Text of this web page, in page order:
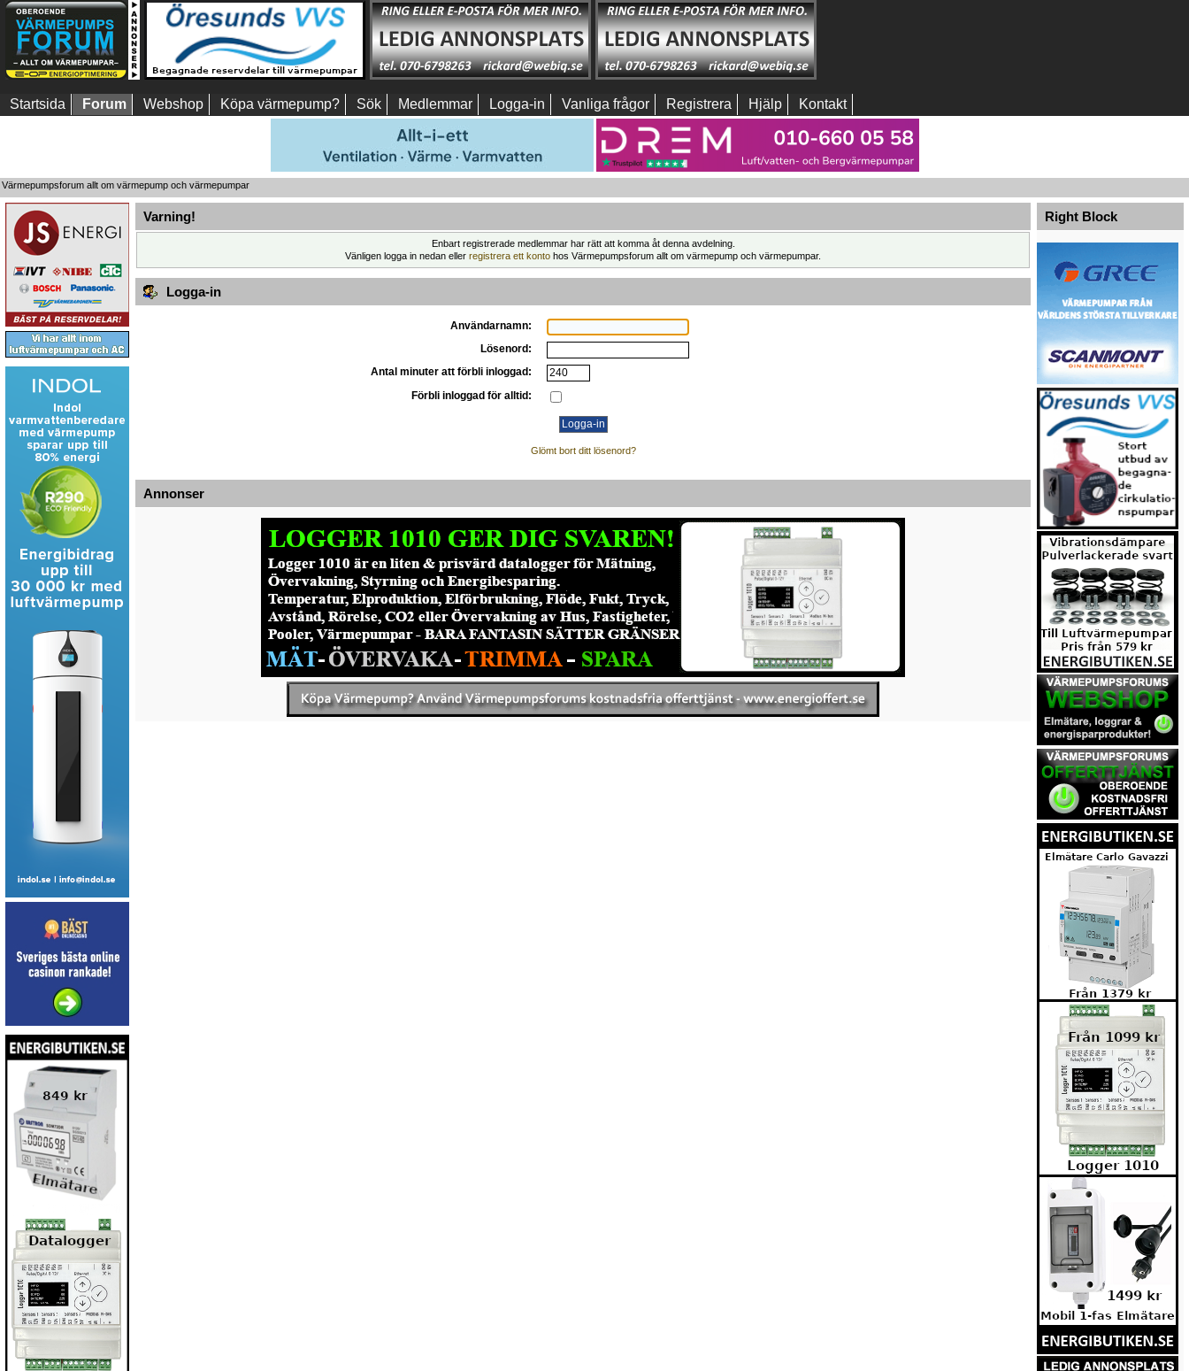
Startsida Forum Webshop Köpa värmepump? Sök Medlemmar Logga-in Vanliga frågor Registrera Hjälp Kontakt
Värmepumpsforum allt om värmepump och värmepumpar
Varning!
Enbart registrerade medlemmar har rätt att komma åt denna avdelning.
Vänligen logga in nedan eller registrera ett konto hos Värmepumpsforum allt om värmepump och värmepumpar.
Logga-in
Användarnamn:
Lösenord:
Antal minuter att förbli inloggad:
Förbli inloggad för alltid:
Glömt bort ditt lösenord?
Annonser
Right Block